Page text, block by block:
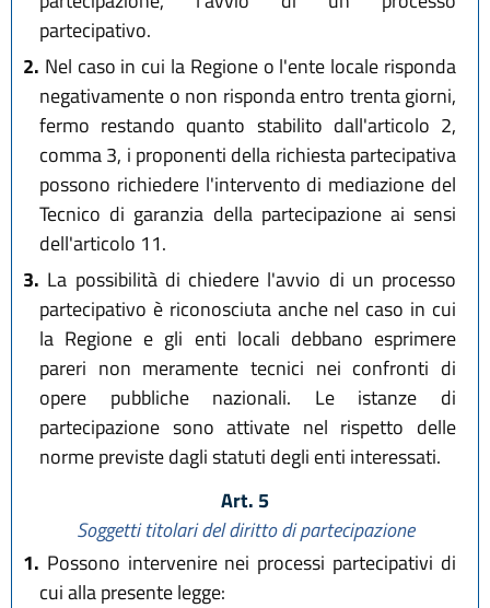
partecipativo.
2. Nel caso in cui la Regione o l'ente locale risponda
negativamente o non risponda entro trenta giorni,
fermo restando quanto stabilito dall'articolo 2,
comma 3, i proponenti della richiesta partecipativa
possono richiedere l'intervento di mediazione del
Tecnico di garanzia della partecipazione ai sensi
dell'articolo 11.
3. La possibilità di chiedere l'avvio di un processo
partecipativo è riconosciuta anche nel caso in cui
la Regione e gli enti locali debbano esprimere
pareri non meramente tecnici nei confronti di
opere pubbliche nazionali. Le istanze di
partecipazione sono attivate nel rispetto delle
norme previste dagli statuti degli enti interessati.
Art. 5
Soggetti titolari del diritto di partecipazione
1. Possono intervenire nei processi partecipativi di
cui alla presente legge: